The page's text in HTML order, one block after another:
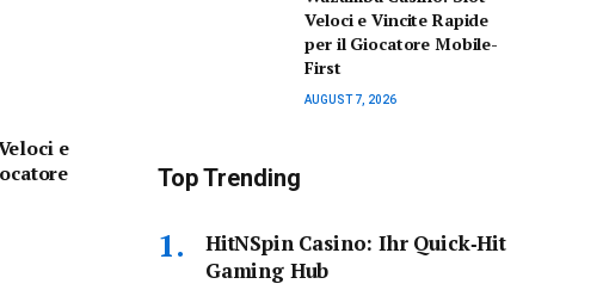
e
Veloci e Vincite Rapide
per il Giocatore Mobile-
First
AUGUST 7, 2026
Top Trending
HitNSpin Casino: Ihr Quick‑Hit
Gaming Hub